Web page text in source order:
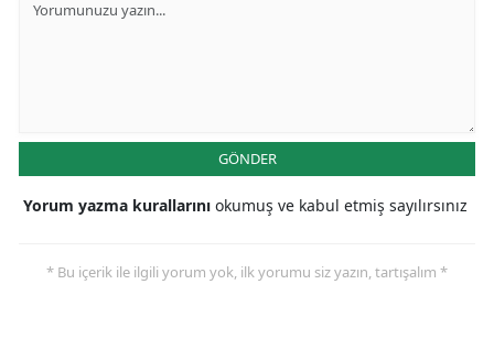
Samsun
Sivas
GÖNDER
Yorum yazma kurallarını okumuş ve kabul etmiş sayılırsınız
* Bu içerik ile ilgili yorum yok, ilk yorumu siz yazın, tartışalım *